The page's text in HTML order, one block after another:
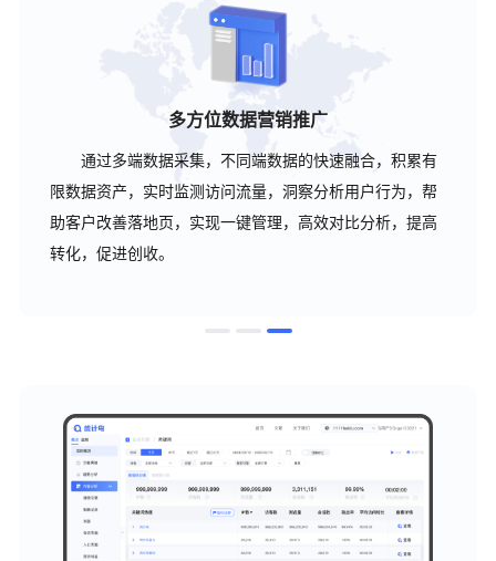
多方位数据营销推广
通过多端数据采集，不同端数据的快速融合，积累有
限数据资产，实时监测访问流量，洞察分析用户行为，帮
助客户改善落地页，实现一键管理，高效对比分析，提高
转化，促进创收。